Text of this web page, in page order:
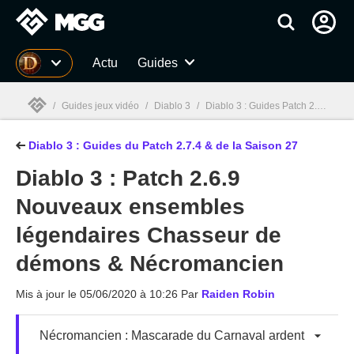
MGG Actu Guides
MGG
/ Guides jeux vidéo / Diablo 3 / Diablo 3 : Guides Patch 2.7.4 &, Saison 27, S27
Diablo 3 : Guides du Patch 2.7.4 & de la Saison 27
Diablo 3 : Patch 2.6.9
Nouveaux ensembles
légendaires Chasseur de
démons & Nécromancien
Mis à jour le 05/06/2020 à 10:26 Par Raiden Robin
Nécromancien : Mascarade du Carnaval ardent